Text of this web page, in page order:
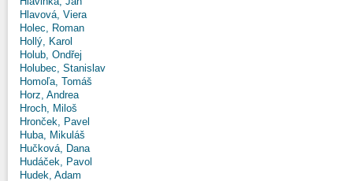
Hlavová, Viera
Holec, Roman
Hollý, Karol
Holub, Ondřej
Holubec, Stanislav
Homoľa, Tomáš
Horz, Andrea
Hroch, Miloš
Hronček, Pavel
Huba, Mikuláš
Hučková, Dana
Hudáček, Pavol
Hudek, Adam